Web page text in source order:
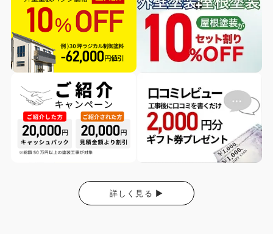
詳しく見る ▶